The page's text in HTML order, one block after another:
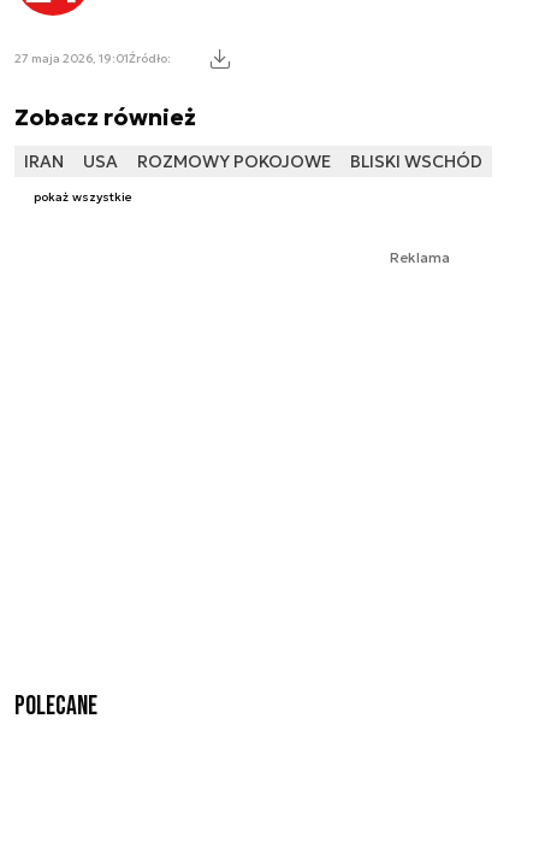
27 maja 2026, 19:01Źródło:
Zobacz również
IRAN USA ROZMOWY POKOJOWE BLISKI WSCHÓD
pokaż wszystkie
Reklama
Polecane